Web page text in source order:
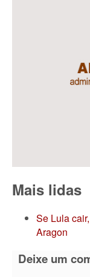
Mais lidas
Se Lula
Aragon
Deixe um